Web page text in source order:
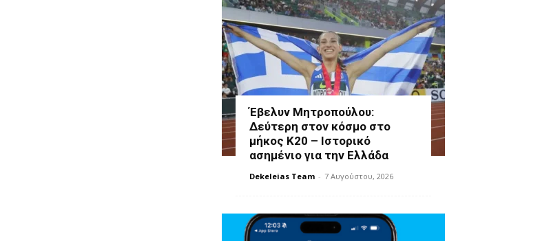
Έβελυν Μητροπούλου:
Δεύτερη στον κόσμο στο
μήκος Κ20 – Ιστορικό
ασημένιο για την Ελλάδα
Dekeleias Team - 7 Αυγούστου, 2026